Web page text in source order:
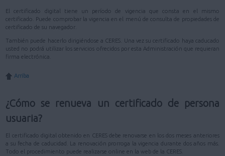
El certificado digital tiene un período de vigencia que consta en el mismo
certificado. Puede comprobar la vigencia en el menú de consulta de propiedades de
certificado de su navegador.
También puede hacerlo dirigiéndose a CERES. Una vez su certificado haya caducado
usted no podrá utilizar los servicios ofrecidos por esta Administración que requieran
firma electrónica.
Arriba
¿Cómo se renueva un certificado de persona
usuaria?
El certificado digital obtenido en CERES debe renovarse en los dos meses anteriores
a su fecha de caducidad. La renovación prorroga la vigencia durante dos años más.
Todo el procedimiento puede realizarse online en la web de la CERES.